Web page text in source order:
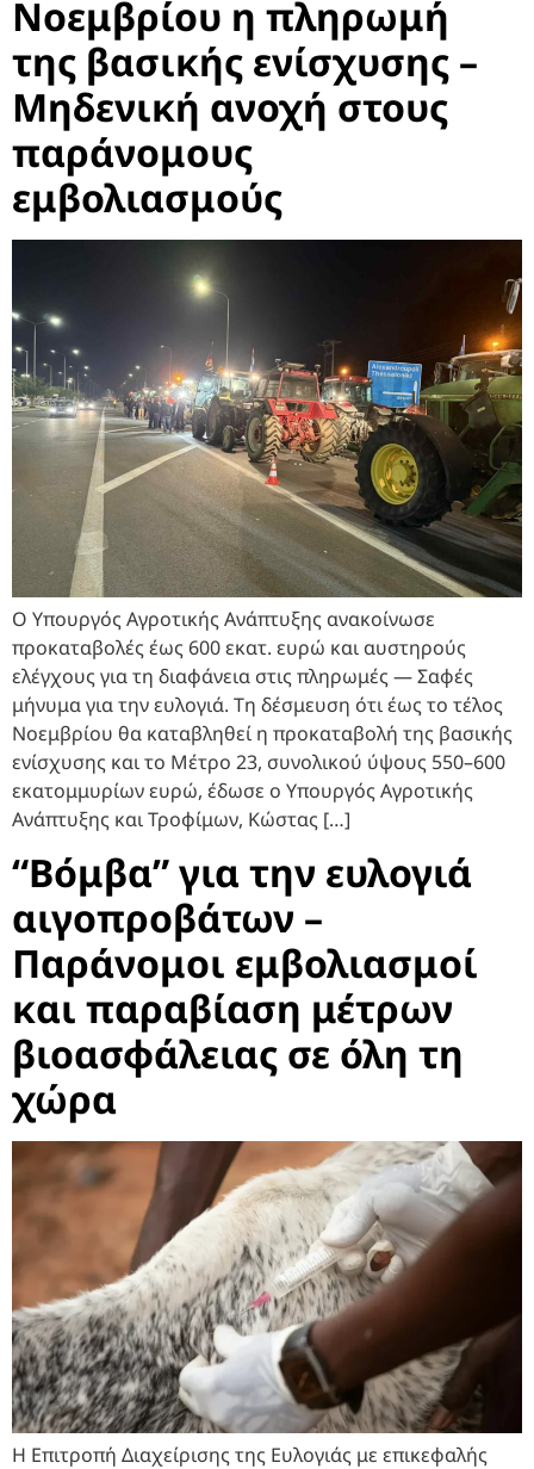
Νοεμβρίου η πληρωμή
της βασικής ενίσχυσης –
Μηδενική ανοχή στους
παράνομους
εμβολιασμούς
Ο Υπουργός Αγροτικής Ανάπτυξης ανακοίνωσε
προκαταβολές έως 600 εκατ. ευρώ και αυστηρούς
ελέγχους για τη διαφάνεια στις πληρωμές — Σαφές
μήνυμα για την ευλογιά. Τη δέσμευση ότι έως το τέλος
Νοεμβρίου θα καταβληθεί η προκαταβολή της βασικής
ενίσχυσης και το Μέτρο 23, συνολικού ύψους 550–600
εκατομμυρίων ευρώ, έδωσε ο Υπουργός Αγροτικής
Ανάπτυξης και Τροφίμων, Κώστας […]
“Βόμβα” για την ευλογιά
αιγοπροβάτων –
Παράνομοι εμβολιασμοί
και παραβίαση μέτρων
βιοασφάλειας σε όλη τη
χώρα
Η Επιτροπή Διαχείρισης της Ευλογιάς με επικεφαλής